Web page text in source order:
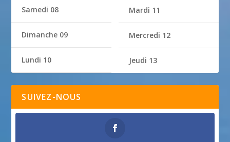
Samedi 08
Dimanche 09
Lundi 10
Mardi 11
Mercredi 12
Jeudi 13
SUIVEZ-NOUS